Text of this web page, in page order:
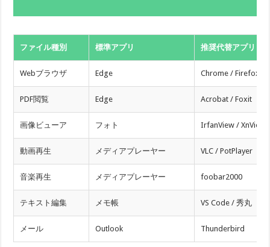
ファイル種別 標準アプリ 推奨代替アプリ
Webブラウザ Edge Chrome / Firefox
PDF閲覧 Edge Acrobat / Foxit
画像ビューア フォト IrfanView / XnView
動画再生 メディアプレーヤー VLC / PotPlayer
音楽再生 メディアプレーヤー foobar2000
テキスト編集 メモ帳 VS Code / 秀丸
メール Outlook Thunderbird